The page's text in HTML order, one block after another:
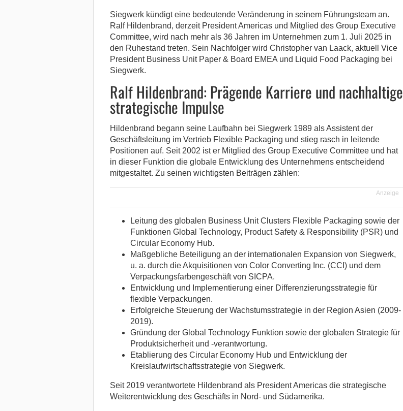
Siegwerk kündigt eine bedeutende Veränderung in seinem Führungsteam an.
Ralf Hildenbrand, derzeit President Americas und Mitglied des Group Executive
Committee, wird nach mehr als 36 Jahren im Unternehmen zum 1. Juli 2025 in
den Ruhestand treten. Sein Nachfolger wird Christopher van Laack, aktuell Vice
President Business Unit Paper & Board EMEA und Liquid Food Packaging bei
Siegwerk.
Ralf Hildenbrand: Prägende Karriere und nachhaltige
strategische Impulse
Hildenbrand begann seine Laufbahn bei Siegwerk 1989 als Assistent der
Geschäftsleitung im Vertrieb Flexible Packaging und stieg rasch in leitende
Positionen auf. Seit 2002 ist er Mitglied des Group Executive Committee und hat
in dieser Funktion die globale Entwicklung des Unternehmens entscheidend
mitgestaltet. Zu seinen wichtigsten Beiträgen zählen:
Anzeige
Leitung des globalen Business Unit Clusters Flexible Packaging sowie der
Funktionen Global Technology, Product Safety & Responsibility (PSR) und
Circular Economy Hub.
Maßgebliche Beteiligung an der internationalen Expansion von Siegwerk,
u. a. durch die Akquisitionen von Color Converting Inc. (CCI) und dem
Verpackungsfarbengeschäft von SICPA.
Entwicklung und Implementierung einer Differenzierungsstrategie für
flexible Verpackungen.
Erfolgreiche Steuerung der Wachstumsstrategie in der Region Asien (2009-
2019).
Gründung der Global Technology Funktion sowie der globalen Strategie für
Produktsicherheit und -verantwortung.
Etablierung des Circular Economy Hub und Entwicklung der
Kreislaufwirtschaftsstrategie von Siegwerk.
Seit 2019 verantwortete Hildenbrand als President Americas die strategische
Weiterentwicklung des Geschäfts in Nord- und Südamerika.